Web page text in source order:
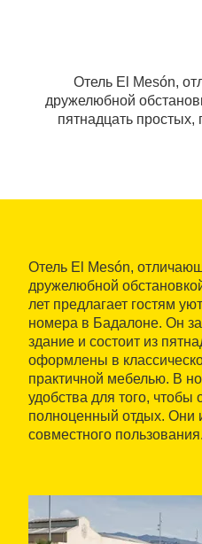
Отель El Mesón,
дружелюбной
пятнадцать
Отель El Mesón,
дружелюбной
лет предлагает гостям
номера в Бадалоне. Он
здание и состоит из
оформлены в
практичной мебелью. В
удобства для того, чтобы
полноценный отдых. Они
совместного пользования.